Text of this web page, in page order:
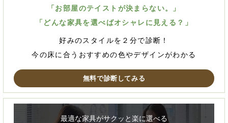
「お部屋のテイストが決まらない。」
「どんな家具を選べばオシャレに見える？」
好みのスタイルを２分で診断！
今の床に合うおすすめの色やデザインがわかる
無料で診断してみる
最適な家具がサクッと楽に選べる